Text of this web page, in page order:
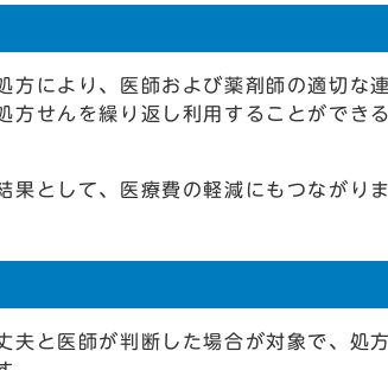
方により、医師および薬剤師の適切な
方せんを繰り返し利用することができ
として、医療費の軽減にもつながりま
夫と医師が判断した場合が対象で、処